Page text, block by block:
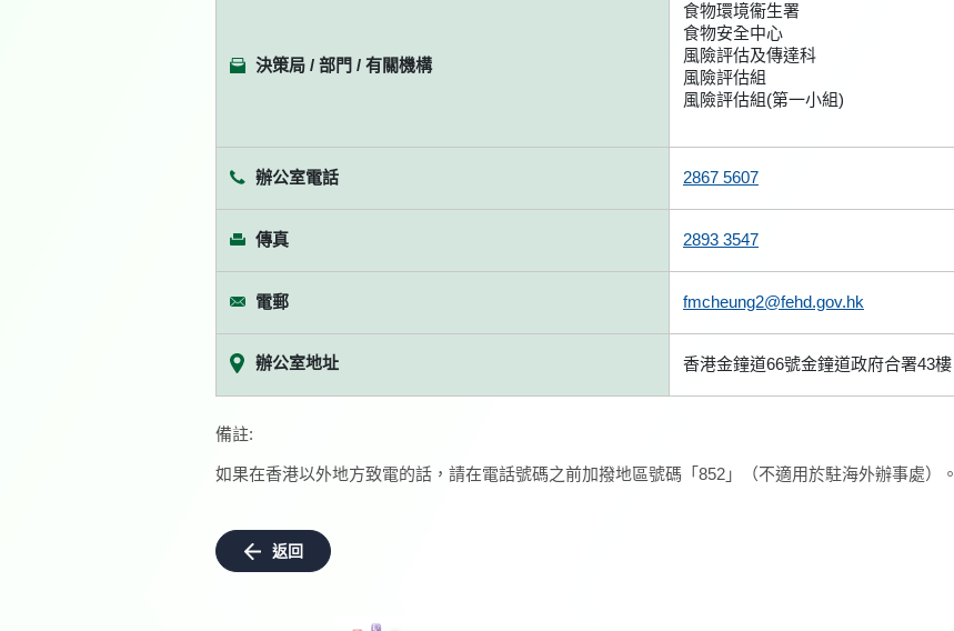
決策局 / 部門 / 有關機構
食物環境衞生署
食物安全中心
風險評估及傳達科
風險評估組
風險評估組(第一小組)
辦公室電話 2867 5607
傳真 2893 3547
電郵 fmcheung2@fehd.gov.hk
辦公室地址 香港金鐘道66號金鐘道政府合署43樓
備註:
如果在香港以外地方致電的話，請在電話號碼之前加撥地區號碼「852」（不適用於駐海外辦事處）。
返回